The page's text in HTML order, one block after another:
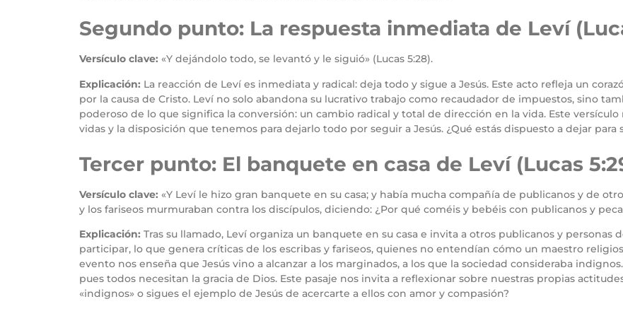
Segundo punto: La respuesta inmediata de Leví
Versículo clave: «Y dejándolo todo, se levantó y le siguió» (Lucas 5:28).
Explicación: La reacción de Leví es inmediata y radical: deja todo y sigue a Jesús. Este acto refleja un
por la causa de Cristo. Leví no solo abandona su lucrativo trabajo como recaudador de impuestos, sino
poderoso de lo que significa la conversión: un cambio radical y total de dirección en la vida. Este
vidas y la disposición que tenemos para dejarlo todo por seguir a Jesús. ¿Qué estás dispuesto a dejar para
Tercer punto: El banquete en casa de Leví (Lucas
Versículo clave: «Y Leví le hizo gran banquete en su casa; y había mucha compañía de publicanos y de
y los fariseos murmuraban contra los discípulos, diciendo: ¿Por qué coméis y bebéis con publicanos y
Explicación: Tras su llamado, Leví organiza un banquete en su casa e invita a otros publicanos y personas
participar, lo que genera críticas de los escribas y fariseos, quienes no entendían cómo un maestro
evento nos enseña que Jesús vino a alcanzar a los marginados, a los que la sociedad consideraba
pues todos necesitan la gracia de Dios. Este pasaje nos invita a reflexionar sobre nuestras propias
«indignos» o sigues el ejemplo de Jesús de acercarte a ellos con amor y compasión?